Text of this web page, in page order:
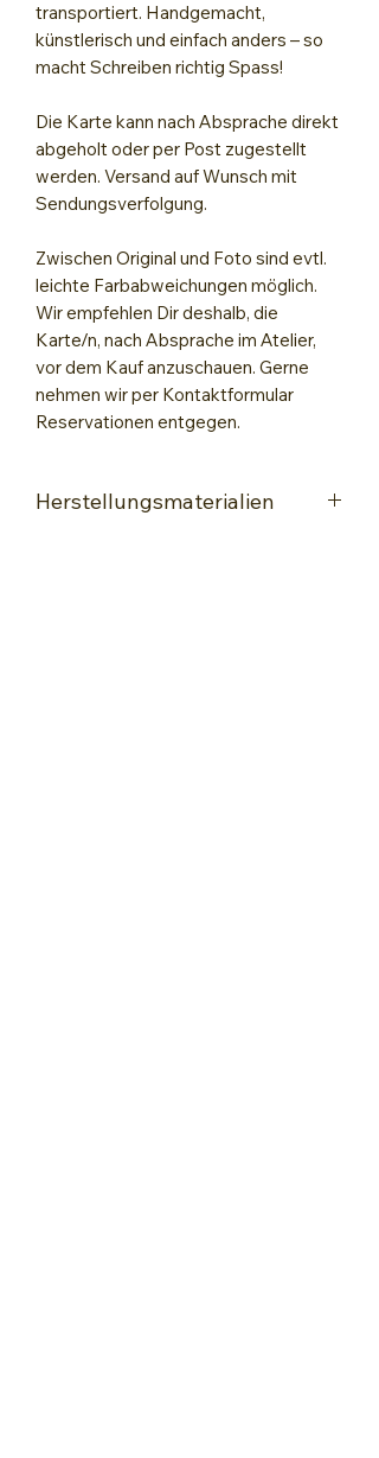
transportiert. Handgemacht,
künstlerisch und einfach anders – so
macht Schreiben richtig Spass!
Die Karte kann nach Absprache direkt
abgeholt oder per Post zugestellt
werden. Versand auf Wunsch mit
Sendungsverfolgung.
Zwischen Original und Foto sind evtl.
leichte Farbabweichungen möglich.
Wir empfehlen Dir deshalb, die
Karte/n, nach Absprache im Atelier,
vor dem Kauf anzuschauen. Gerne
nehmen wir per Kontaktformular
Reservationen entgegen.
Herstellungsmaterialien